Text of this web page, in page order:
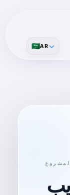
🇸🇦AR